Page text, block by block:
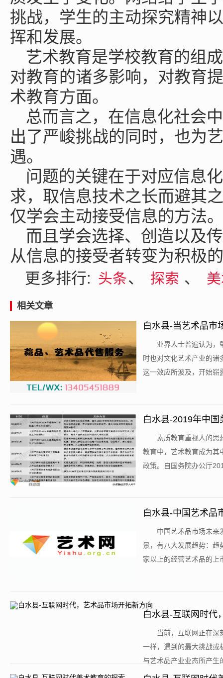
挑战，学生的主动探究精神
挥和发展。
艺术教育是学校教育的组
对教育的诸多影响，对教育
术教育方面。
总而言之，在信息化社会
出了严峻挑战的同时，也为
遇。
问题的关键在于对应信息
求，取信息技术之长而避其
仅学会主动接受信息的方法。
而且学会选择、创造以及
从信息的接受者转变为积极
更多排行: 头条、 探索 、
相关文章
白水县-当艺术品市
业界人士普遍认为，
时也对文化艺术产业的
这一效应所波及，开始崭
白水县-2019年中
素质教育重视人的思
教育中，艺术教育成为其
政策。自国务院办公厅
白水县-中国艺术品
中国艺术品市场未来
景，有八大发展趋势：
家以上的经营艺术品的上
白水县-互联网时代
当前，互联网正在深
一样，遇到的最大挑战或
与艺术品产业业态所产生